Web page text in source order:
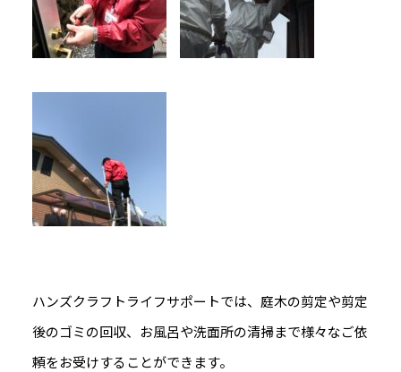
ハンズクラフトライフサポートでは、庭木の剪定や剪定
後のゴミの回収、お風呂や洗面所の清掃まで様々なご依
頼をお受けすることができます。